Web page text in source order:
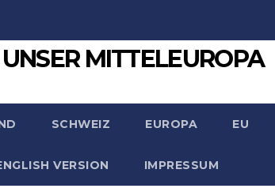
UNSER MITTELEUROPA
SCHWEIZ EUROPA EU
VERSION IMPRESSUM